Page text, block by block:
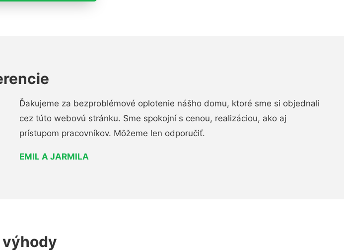
Ďakujeme za bezproblémové oplotenie nášho domu, ktoré sme si objednali
cez túto webovú stránku. Sme spokojní s cenou, realizáciou, ako aj
prístupom pracovníkov. Môžeme len odporučiť.
EMIL A JARMILA
výhody